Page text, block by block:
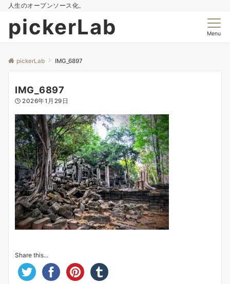
人生のオープンソース化。
pickerLab Menu
pickerLab IMG_6897
IMG_6897
2026年1月29日
Share this...